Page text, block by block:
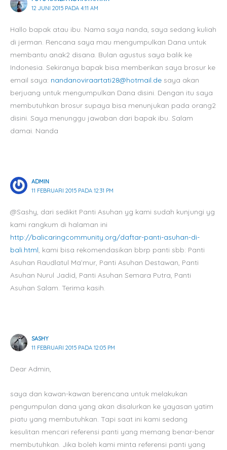
12 JUNI 2015 PADA 4:11 AM
Hallo bapak atau ibu. Nama saya nanda, saya sedang kuliah
di jerman. Rencana saya mau mengumpulkan Dana untuk
membantu anak2 disana. Bulan agustus saya balik ke
Indonesia. Sekiranya bapak bisa memberikan saya brosur ke
email saya: nandanoviraartati28@hotmail.de saya akan
berjuang untuk mengumpulkan Dana disini. Dengan itu saya
membutuhkan brosur supaya bisa menunjukan pada orang2
disini. Saya menunggu jawaban dari bapak ibu. Salam
damai. Nanda
ADMIN
11 FEBRUARI 2015 PADA 12:31 PM
@Sashy, dari sedikit Panti Asuhan yg kami sudah kunjungi yg
kami rangkum di halaman ini
http://balicaringcommunity.org/daftar-panti-asuhan-di-
bali.html , kami bisa rekomendasikan bbrp panti sbb: Panti
Asuhan Raudlatul Ma’mur, Panti Asuhan Destawan, Panti
Asuhan Nurul Jadid, Panti Asuhan Semara Putra, Panti
Asuhan Salam. Terima kasih.
SASHY
11 FEBRUARI 2015 PADA 12:05 PM
Dear Admin,
saya dan kawan-kawan berencana untuk melakukan
pengumpulan dana yang akan disalurkan ke yayasan yatim
piatu yang membutuhkan. Tapi saat ini kami sedang
kesulitan mencari referensi panti yang memang benar-benar
membutuhkan. Jika boleh kami minta referensi panti yang